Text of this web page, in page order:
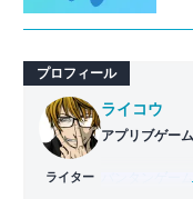
プロフィール
ライター
ライコウ
アプリブゲー
バンタンゲー